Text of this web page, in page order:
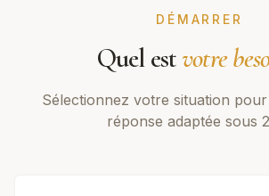
DÉMARRER
Quel estvotre
Sélectionnez votre situation
réponse adaptée sous